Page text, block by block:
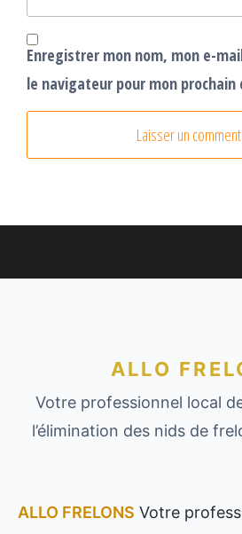
Enregistrer mon nom, mon e-
le navigateur pour mon
ALLO
Votre professionnel local
l’élimination des nids de
ALLO FRELONS Votre